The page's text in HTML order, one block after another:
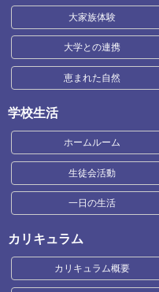
大家族体験
大学との連携
恵まれた自然
学校生活
ホームルーム
生徒会活動
一日の生活
カリキュラム
カリキュラム概要